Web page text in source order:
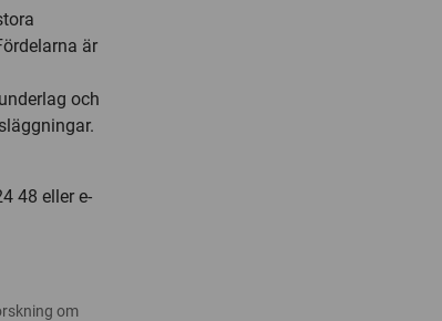
är
och
48 eller e-
om